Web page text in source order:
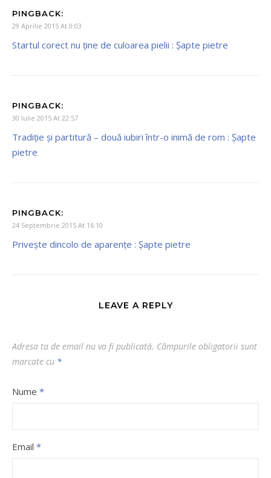
PINGBACK:
29 Aprilie 2015 At 0:03
Startul corect nu ține de culoarea pielii : Şapte pietre
PINGBACK:
30 Iulie 2015 At 22:57
Tradiție și partitură – două iubiri într-o inimă de rom : Şapte
pietre
PINGBACK:
24 Septembrie 2015 At 16:10
Privește dincolo de aparențe : Şapte pietre
LEAVE A REPLY
Adresa ta de email nu va fi publicată. Câmpurile obligatorii sunt
marcate cu *
Nume *
Email *